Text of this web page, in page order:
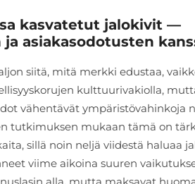
kasvatetut jalokivit —
asiakasodotusten
siitä, mitä merkki edustaa,
kulttuurivakiolla,
vähentävät ympäristövahinkoja
tutkimuksen mukaan tämä on
sillä noin neljä viidestä haluaa
viime aikoina suuren